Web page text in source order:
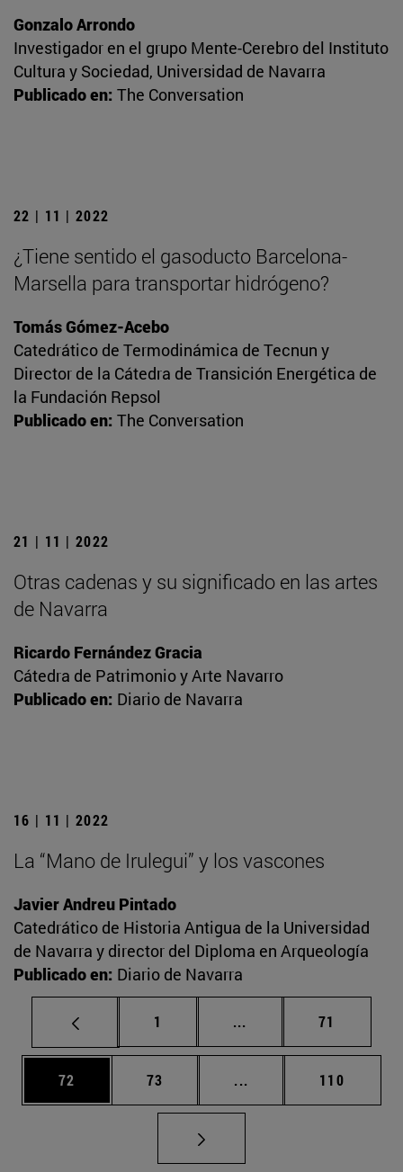
Gonzalo Arrondo
Investigador en el grupo Mente-Cerebro del Instituto
Cultura y Sociedad, Universidad de Navarra
Publicado en: The Conversation
22 | 11 | 2022
¿Tiene sentido el gasoducto Barcelona-
Marsella para transportar hidrógeno?
Tomás Gómez-Acebo
Catedrático de Termodinámica de Tecnun y
Director de la Cátedra de Transición Energética de
la Fundación Repsol
Publicado en: The Conversation
21 | 11 | 2022
Otras cadenas y su significado en las artes
de Navarra
Ricardo Fernández Gracia
Cátedra de Patrimonio y Arte Navarro
Publicado en: Diario de Navarra
16 | 11 | 2022
La “Mano de Irulegui” y los vascones
Javier Andreu Pintado
Catedrático de Historia Antigua de la Universidad
de Navarra y director del Diploma en Arqueología
Publicado en: Diario de Navarra
Página
1 ... Páginas intermedias
Página
71
Página
72 Página
73 ... Páginas intermedias
Página
110